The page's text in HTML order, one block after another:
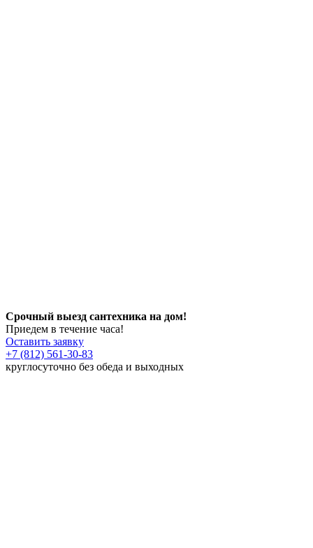
Срочный выезд сантехника на дом!
Приедем в течение часа!
Оставить заявку
+7 (812) 561-30-83
круглосуточно без обеда и выходных